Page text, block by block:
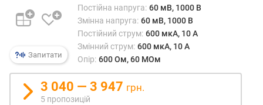
і
д
р
и
Запитати
Постійна напруга: 60 мВ, 1000 В
Змінна напруга: 60 мВ, 1000 В
Постійний струм: 600 мкА, 10 А
Змінний струм: 600 мкА, 10 А
Опір: 600 Ом, 60 МОм
3 040 — 3 947 грн.
5 пропозицій